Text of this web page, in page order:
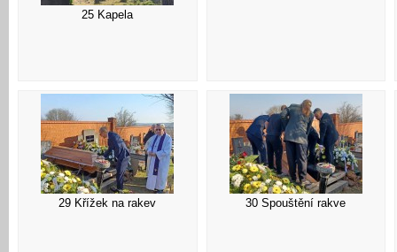
25 Kapela
29 Křížek na rakev 30 Spouštění rakve